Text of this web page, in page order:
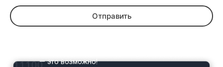
— это возможно!